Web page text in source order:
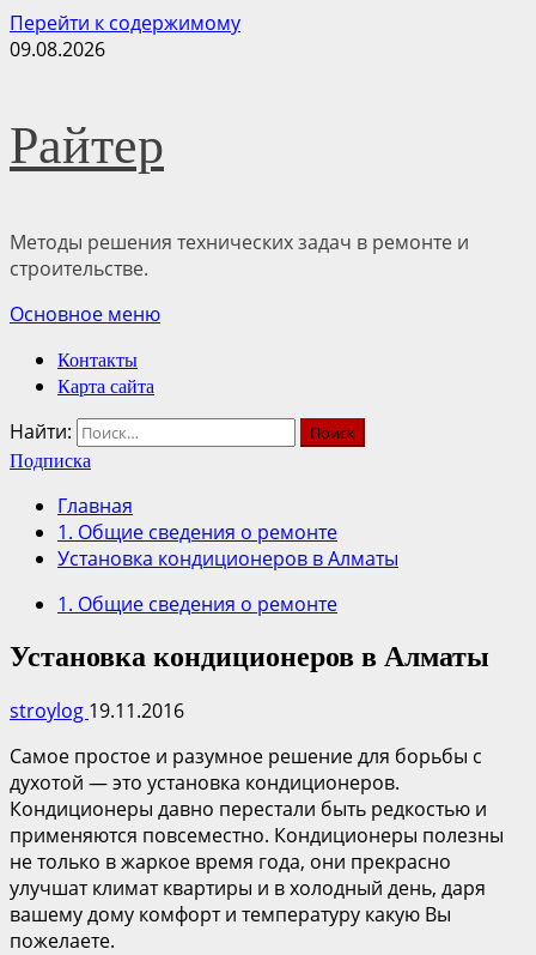
Перейти к содержимому
09.08.2026
Райтер
Методы решения технических задач в ремонте и
строительстве.
Основное меню
Контакты
Карта сайта
Найти:
Подписка
Главная
1. Общие сведения о ремонте
Установка кондиционеров в Алматы
1. Общие сведения о ремонте
Установка кондиционеров в Алматы
stroylog 19.11.2016
Самое простое и разумное решение для борьбы с
духотой — это установка кондиционеров.
Кондиционеры давно перестали быть редкостью и
применяются повсеместно. Кондиционеры полезны
не только в жаркое время года, они прекрасно
улучшат климат квартиры и в холодный день, даря
вашему дому комфорт и температуру какую Вы
пожелаете.